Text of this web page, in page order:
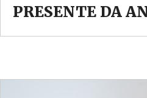
PRESENTE DA